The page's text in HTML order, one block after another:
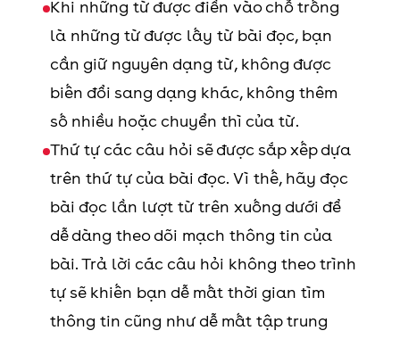
Khi những từ được điền vào chỗ trống
là những từ được lấy từ bài đọc, bạn
cần giữ nguyên dạng từ, không được
biến đổi sang dạng khác, không thêm
số nhiều hoặc chuyển thì của từ.
Thứ tự các câu hỏi sẽ được sắp xếp dựa
trên thứ tự của bài đọc. Vì thế, hãy đọc
bài đọc lần lượt từ trên xuống dưới để
dễ dàng theo dõi mạch thông tin của
bài. Trả lời các câu hỏi không theo trình
tự sẽ khiến bạn dễ mất thời gian tìm
thông tin cũng như dễ mất tập trung